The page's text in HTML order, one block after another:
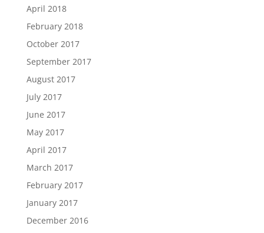
April 2018
February 2018
October 2017
September 2017
August 2017
July 2017
June 2017
May 2017
April 2017
March 2017
February 2017
January 2017
December 2016